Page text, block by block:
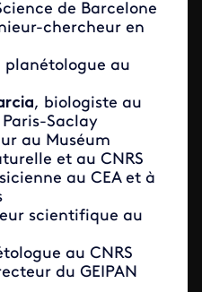
de Barcelone
chercheur en
planétologue au
, biologiste au
Paris-Saclay
au Muséum
et au CNRS
au CEA et à
scientifique au
au CNRS
du GEIPAN